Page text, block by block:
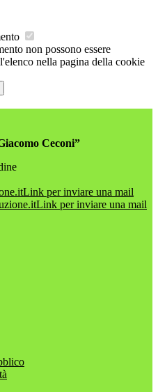
non possono essere
nella pagina della cookie
Ceconi”
Link per inviare una mail
Link per inviare una mail